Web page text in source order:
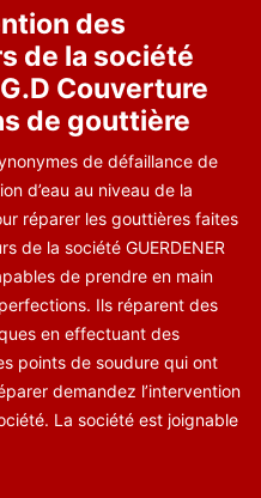
des
de la société
G.D Couverture
de gouttière
de défaillance de
d’eau au niveau de la
réparer les gouttières faites
de la société GUERDENER
de prendre en main
Ils réparent des
en effectuant des
points de soudure qui ont
demandez l’intervention
La société est joignable